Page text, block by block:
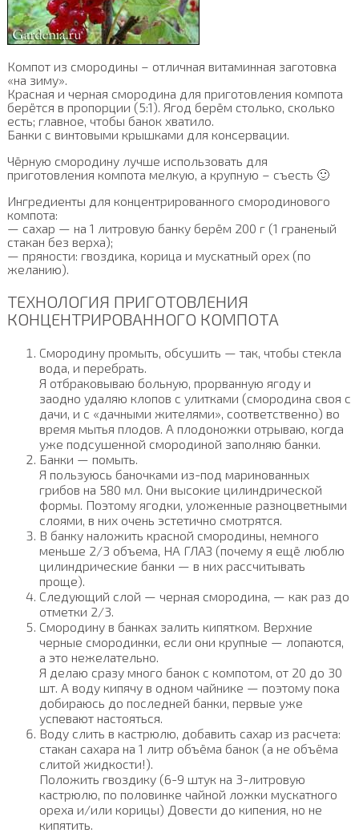
Компот из смородины – отличная витаминная заготовка
«на зиму».
Красная и черная смородина для приготовления компота
берётся в пропорции (5:1). Ягод берём столько, сколько
есть; главное, чтобы банок хватило.
Банки с винтовыми крышками для консервации.
Чёрную смородину лучше использовать для
приготовления компота мелкую, а крупную – съесть 🙂
Ингредиенты для концентрированного смородинового
компота:
— сахар — на 1 литровую банку берём 200 г (1 граненый
стакан без верха);
— пряности: гвоздика, корица и мускатный орех (по
желанию).
ТЕХНОЛОГИЯ ПРИГОТОВЛЕНИЯ
КОНЦЕНТРИРОВАННОГО КОМПОТА
Смородину промыть, обсушить — так, чтобы стекла
вода, и перебрать.
Я отбраковываю больную, прорванную ягоду и
заодно удаляю клопов с улитками (смородина своя с
дачи, и с «дачными жителями», соответственно) во
время мытья плодов. А плодоножки отрываю, когда
уже подсушенной смородиной заполняю банки.
Банки — помыть.
Я пользуюсь баночками из-под маринованных
грибов на 580 мл. Они высокие цилиндрической
формы. Поэтому ягодки, уложенные разноцветными
слоями, в них очень эстетично смотрятся.
В банку наложить красной смородины, немного
меньше 2/3 объема, НА ГЛАЗ (почему я ещё люблю
цилиндрические банки — в них рассчитывать
проще).
Следующий слой — черная смородина, — как раз до
отметки 2/3.
Смородину в банках залить кипятком. Верхние
черные смородинки, если они крупные — лопаются,
а это нежелательно.
Я делаю сразу много банок с компотом, от 20 до 30
шт. А воду кипячу в одном чайнике — поэтому пока
добираюсь до последней банки, первые уже
успевают настояться.
Воду слить в кастрюлю, добавить сахар из расчета:
стакан сахара на 1 литр объёма банок (а не объёма
слитой жидкости!).
Положить гвоздику (6-9 штук на 3-литровую
кастрюлю, по половинке чайной ложки мускатного
ореха и/или корицы) Довести до кипения, но не
кипятить.